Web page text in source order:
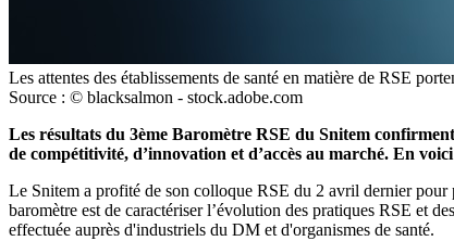
Les attentes des établissements de santé en matière de RSE
Source : © blacksalmon - stock.adobe.com
Les résultats du 3ème Baromètre RSE du Snitem
de compétitivité, d’innovation et d’accès au marché. En
Le Snitem a profité de son colloque RSE du 2 avril dernier pour
baromètre est de caractériser l’évolution des pratiques RSE et
effectuée auprès d'industriels du DM et d'organismes de santé.